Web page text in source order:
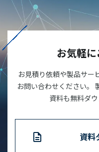
資
お気軽
お見積り依頼や製品サー
お問い合わせください。
資料も無料ダ
資料